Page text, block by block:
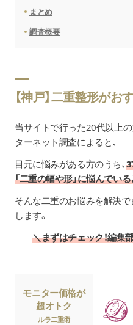
まとめ
調査概要
【神戸】二重整形が
当サイトで行った20代以上
ターネット調査によると、
目元に悩みがある方のうち、
「二重の幅や形」に悩んでい
そんな二重のお悩みを解決
します。
＼まずはチェック！編集
モニター価格が
超オトク
ルラ二重術